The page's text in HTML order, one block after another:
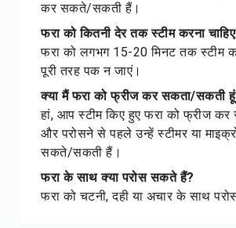
कर सकते/सकती हैं।
फरा को कितनी देर तक स्टीम करना
फरा को लगभग 15-20 मिनट तक स्टीम
पूरी तरह पक न जाएं।
क्या मैं फरा को फ्रीज कर सकता/सकती
हां, आप स्टीम किए हुए फरा को फ्रीज
और परोसने से पहले उन्हें स्टीमर या
सकते/सकती हैं।
फरा के साथ क्या परोस सकते हैं?
फरा को चटनी, दही या अचार के साथ